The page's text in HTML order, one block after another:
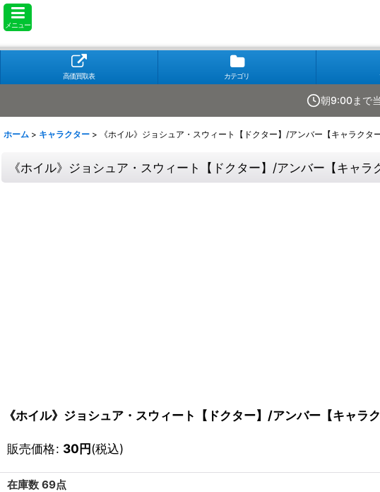
メニュー
高価買取表 カテゴリ
朝9:00まで
ホーム > キャラクター > 《ホイル》ジョシュア・スウィート【ドクター】/アンバー【キャラクタ
《ホイル》ジョシュア・スウィート【ドクター】/アンバー【キャ
《ホイル》ジョシュア・スウィート【ドクター】/アンバー【キャ
販売価格: 30円(税込)
在庫数 69点